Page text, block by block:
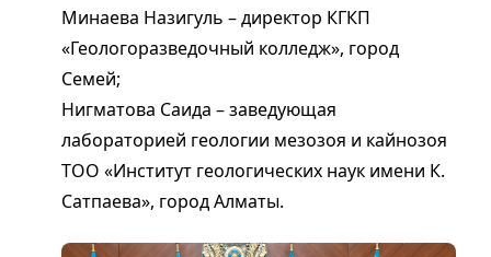
Минаева Назигуль – директор КГКП
«Геологоразведочный колледж», город
Семей;
Нигматова Саида – заведующая
лабораторией геологии мезозоя и кайнозоя
ТОО «Институт геологических наук имени К.
Сатпаева», город Алматы.